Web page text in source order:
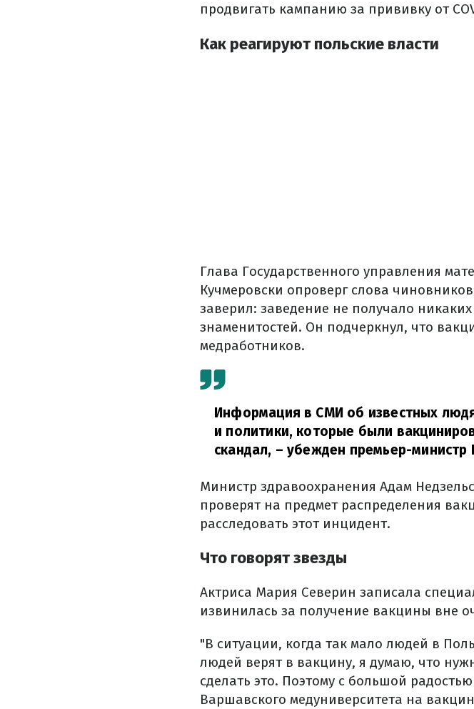
продвигать кампанию за прививку от
Как реагируют польские власти
Глава Государственного управления
Кучмеровски опроверг слова
заверил: заведение не получало
знаменитостей. Он подчеркнул, что
медработников.
Информация в СМИ об известных
и политики, которые были
скандал, – убежден премьер-
Министр здравоохранения Адам
проверят на предмет распределения
расследовать этот инцидент.
Что говорят звезды
Актриса Мария Северин записала
извинилась за получение вакцины вне
"В ситуации, когда так мало людей в
людей верят в вакцину, я думаю, что
сделать это. Поэтому с большой
Варшавского медуниверситета на